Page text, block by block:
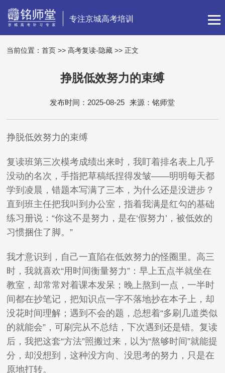
专注京城高考培训
当前位置：首页 >> 高考复读-隐藏 >> 正文
挣脱低效努力的束缚
发布时间：2025-08-25 来源：铭师堂
挣脱低效努力的束缚
复读班第三次模考成绩出来时，我盯着排名表上几乎
没动的名次，手指把草稿纸捏得发皱——明明每天都
学到凌晨，错题本写满了三本，为什么还是没进步？
直到班主任把我叫到办公室，指着我满是红勾的基础
练习册说：“你这不是努力，是在‘假努力’，被低效的
习惯捆住了脚。”
我才意识到，自己一直陷在低效努力的怪圈里。高三
时，我就喜欢“用时间衡量努力”：早上五点半就坐在
教室，却常常对着课本发呆；晚上熬到一点，一半时
间都在抄笔记，把知识点一字不落地抄在本子上，却
没花时间理解；遇到不会的题，总想着“多刷几道类似
的就能会”，可刷完从不总结，下次遇到还是错。复读
后，我把这套“方法”照搬过来，以为“熬够时间”就能提
分，却没想到，这种没方向、没思考的努力，只是在
原地打转。